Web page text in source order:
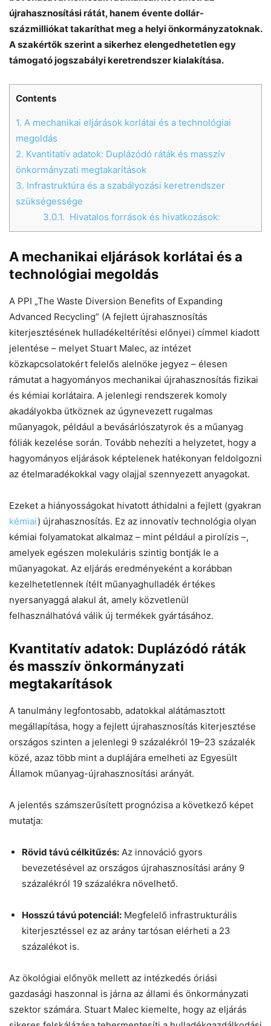
újrahasznosítási rátát, hanem évente dollár-
százmilliókat takaríthat meg a helyi önkormányzatoknak.
A szakértők szerint a sikerhez elengedhetetlen egy
támogató jogszabályi keretrendszer kialakítása.
Contents
1. A mechanikai eljárások korlátai és a technológiai
megoldás
2. Kvantitatív adatok: Duplázódó ráták és masszív
önkormányzati megtakarítások
3. Infrastruktúra és a szabályozási keretrendszer
szükségessége
3.0.1. Hivatalos források és hivatkozások:
A mechanikai eljárások korlátai és a
technológiai megoldás
A PPI „The Waste Diversion Benefits of Expanding
Advanced Recycling” (A fejlett újrahasznosítás
kiterjesztésének hulladékeltérítési előnyei) címmel kiadott
jelentése – melyet Stuart Malec, az intézet
közkapcsolatokért felelős alelnöke jegyez – élesen
rámutat a hagyományos mechanikai újrahasznosítás fizikai
és kémiai korlátaira. A jelenlegi rendszerek komoly
akadályokba ütköznek az úgynevezett rugalmas
műanyagok, például a bevásárlószatyrok és a műanyag
fóliák kezelése során. Tovább nehezíti a helyzetet, hogy a
hagyományos eljárások képtelenek hatékonyan feldolgozni
az ételmaradékokkal vagy olajjal szennyezett anyagokat.
Ezeket a hiányosságokat hivatott áthidalni a fejlett (gyakran
kémiai) újrahasznosítás. Ez az innovatív technológia olyan
kémiai folyamatokat alkalmaz – mint például a pirolízis –,
amelyek egészen molekuláris szintig bontják le a
műanyagokat. Az eljárás eredményeként a korábban
kezelhetetlennek ítélt műanyaghulladék értékes
nyersanyaggá alakul át, amely közvetlenül
felhasználhatóvá válik új termékek gyártásához.
Kvantitatív adatok: Duplázódó ráták
és masszív önkormányzati
megtakarítások
A tanulmány legfontosabb, adatokkal alátámasztott
megállapítása, hogy a fejlett újrahasznosítás kiterjesztése
országos szinten a jelenlegi 9 százalékról 19–23 százalék
közé, azaz több mint a duplájára emelheti az Egyesült
Államok műanyag-újrahasznosítási arányát.
A jelentés számszerűsített prognózisa a következő képet
mutatja:
Rövid távú célkitűzés: Az innováció gyors
bevezetésével az országos újrahasznosítási arány 9
százalékról 19 százalékra növelhető.
Hosszú távú potenciál: Megfelelő infrastrukturális
kiterjesztéssel ez az arány tartósan elérheti a 23
százalékot is.
Az ökológiai előnyök mellett az intézkedés óriási
gazdasági haszonnal is járna az állami és önkormányzati
szektor számára. Stuart Malec kiemelte, hogy az eljárás
Chat
Helló! Miben segíthetek ma?